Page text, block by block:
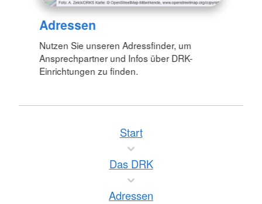
Adressen
Nutzen Sie unseren Adressfinder, um
Ansprechpartner und Infos über DRK-
Einrichtungen zu finden.
Start
Das DRK
Adressen